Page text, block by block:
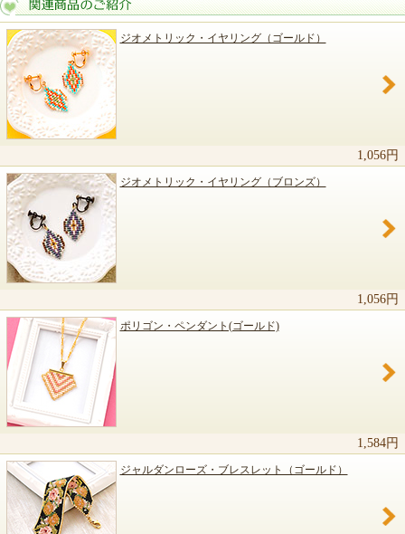
ジオメトリック・イヤリング（ゴールド）
1,056円
ジオメトリック・イヤリング（ブロンズ）
1,056円
ポリゴン・ペンダント(ゴールド)
1,584円
ジャルダンローズ・ブレスレット（ゴールド）